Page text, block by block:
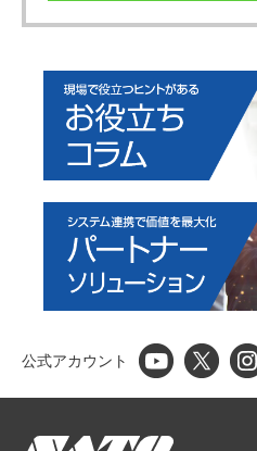
公式アカウント